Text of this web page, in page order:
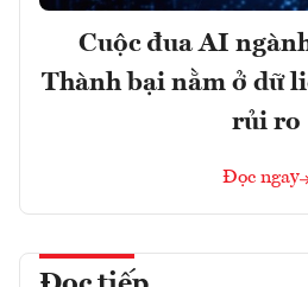
Cuộc đua AI
Thành bại nằm ở dữ
rủi ro
Đọc ngay